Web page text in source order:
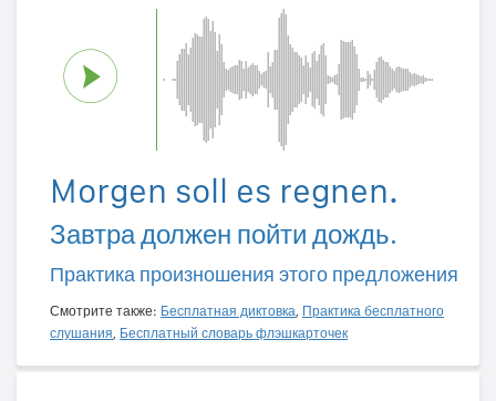
Morgen soll es regnen.
Завтра должен пойти дождь.
Практика произношения этого предложения
Смотрите также: Бесплатная диктовка, Практика бесплатного
слушания, Бесплатный словарь флэшкарточек